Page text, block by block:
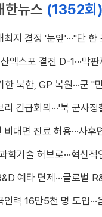
뉴스 (1352회)
최지 결정 '눈앞'···"단 한
엑스포 결전 D-1···막
한 북한, GP 복원···군 "
긴급회의···'북 군사
비대면 진료 허용···사
학기술 허브로···혁신
예타 면제···글로벌
인력 16만5천 명 도입